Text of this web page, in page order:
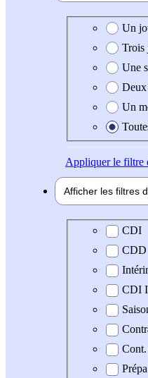
Date de
Un
Trois
Une
Deux
Un
Appliquerle filtre
Afficher les filtres
Type de contrat
CDI
CDD
CDI